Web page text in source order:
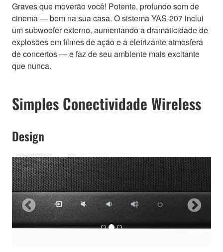
Graves que moverão você! Potente, profundo som de
cinema — bem na sua casa. O sistema YAS-207 inclui
um subwoofer externo, aumentando a dramaticidade de
explosões em filmes de ação e a eletrizante atmosfera
de concertos — e faz de seu ambiente mais excitante
que nunca.
Simples Conectividade Wireless
Design